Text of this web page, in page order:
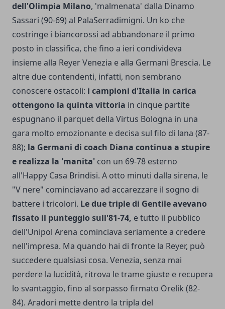
dell'Olimpia Milano, 'malmenata' dalla Dinamo
Sassari (90-69) al PalaSerradimigni. Un ko che
costringe i biancorossi ad abbandonare il primo
posto in classifica, che fino a ieri condivideva
insieme alla Reyer Venezia e alla Germani Brescia. Le
altre due contendenti, infatti, non sembrano
conoscere ostacoli: i campioni d'Italia in carica
ottengono la quinta vittoria in cinque partite
espugnano il parquet della Virtus Bologna in una
gara molto emozionante e decisa sul filo di lana (87-
88); la Germani di coach Diana continua a stupire
e realizza la 'manita' con un 69-78 esterno
all'Happy Casa Brindisi. A otto minuti dalla sirena, le
"V nere" cominciavano ad accarezzare il sogno di
battere i tricolori. Le due triple di Gentile avevano
fissato il punteggio sull'81-74, e tutto il pubblico
dell'Unipol Arena cominciava seriamente a credere
nell'impresa. Ma quando hai di fronte la Reyer, può
succedere qualsiasi cosa. Venezia, senza mai
perdere la lucidità, ritrova le trame giuste e recupera
lo svantaggio, fino al sorpasso firmato Orelik (82-
84). Aradori mette dentro la tripla del